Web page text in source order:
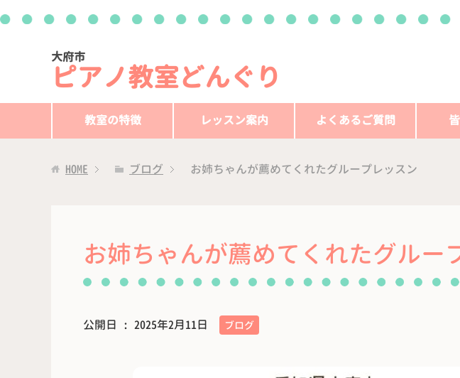
大府市
ピアノ教室どんぐり
教室の特徴 レッスン案内 よくあるご質問
HOME ブログ お姉ちゃんが薦めてくれたグループレッスン
お姉ちゃんが薦めてくれたグルー
公開日 : 2025年2月11日 ブログ